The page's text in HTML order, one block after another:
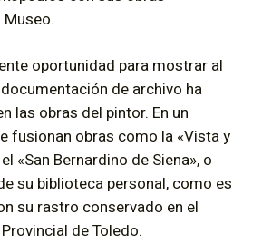
oportunidad para mostrar al
de archivo ha
las obras del pintor. En un
fusionan obras como la «Vista y
«San Bernardino de Siena», o
su biblioteca personal, como es
su rastro conservado en el
de Toledo.